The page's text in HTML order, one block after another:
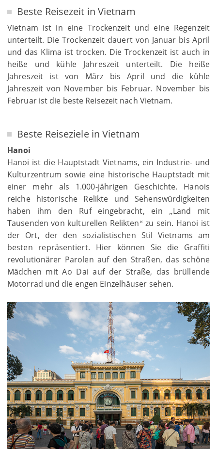
Beste Reisezeit in Vietnam
Vietnam ist in eine Trockenzeit und eine Regenzeit
unterteilt. Die Trockenzeit dauert von Januar bis April
und das Klima ist trocken. Die Trockenzeit ist auch in
heiße und kühle Jahreszeit unterteilt. Die heiße
Jahreszeit ist von März bis April und die kühle
Jahreszeit von November bis Februar. November bis
Februar ist die beste Reisezeit nach Vietnam.
Beste Reiseziele in Vietnam
Hanoi
Hanoi ist die Hauptstadt Vietnams, ein Industrie- und
Kulturzentrum sowie eine historische Hauptstadt mit
einer mehr als 1.000-jährigen Geschichte. Hanois
reiche historische Relikte und Sehenswürdigkeiten
haben ihm den Ruf eingebracht, ein
„Land mit
Tausenden von kulturellen Relikten“zu sein. Hanoi ist
der Ort, der den sozialistischen Stil Vietnams am
besten repräsentiert. Hier können Sie die Graffiti
revolutionärer Parolen auf den Straßen, das schöne
Mädchen mit Ao Dai auf der Straße, das brüllende
Motorrad und die engen Einzelhäuser sehen.